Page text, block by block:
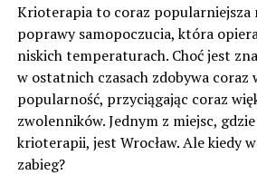
Krioterapia to coraz popularniejsza
poprawy samopoczucia, która
niskich temperaturach. Choć jest
w ostatnich czasach zdobywa coraz
popularność, przyciągając coraz
zwolenników. Jednym z miejsc,
krioterapii, jest Wrocław. Ale kiedy
zabieg?